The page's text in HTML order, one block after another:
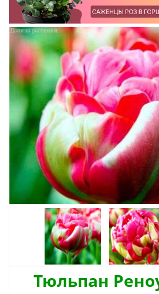
Тюльпан